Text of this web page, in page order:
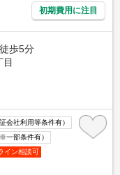
初期費用に注目
歩5分
会社利用等条件有）
一部条件有）
イン相談可